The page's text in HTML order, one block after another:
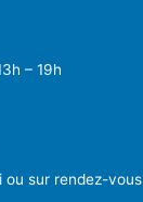
– 19h
ou sur rendez-vous